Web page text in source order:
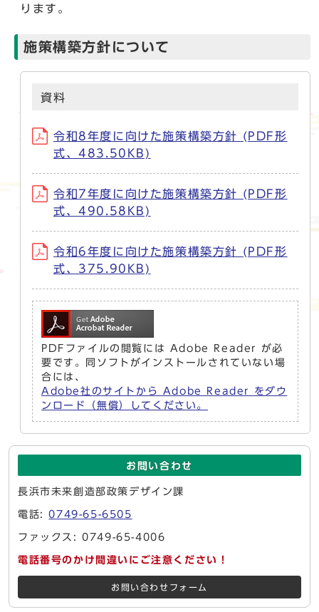
ります。
施策構築方針について
資料
令和8年度に向けた施策構築方針 (PDF形
式、483.50KB)
令和7年度に向けた施策構築方針 (PDF形
式、490.58KB)
令和6年度に向けた施策構築方針 (PDF形
式、375.90KB)
PDFファイルの閲覧には Adobe Reader が必
要です。同ソフトがインストールされていない場
合には、
Adobe社のサイトから Adobe Reader をダウ
ンロード（無償）してください。
お問い合わせ
長浜市未来創造部政策デザイン課
電話:0749-65-6505
ファックス: 0749-65-4006
電話番号のかけ間違いにご注意ください！
お問い合わせフォーム